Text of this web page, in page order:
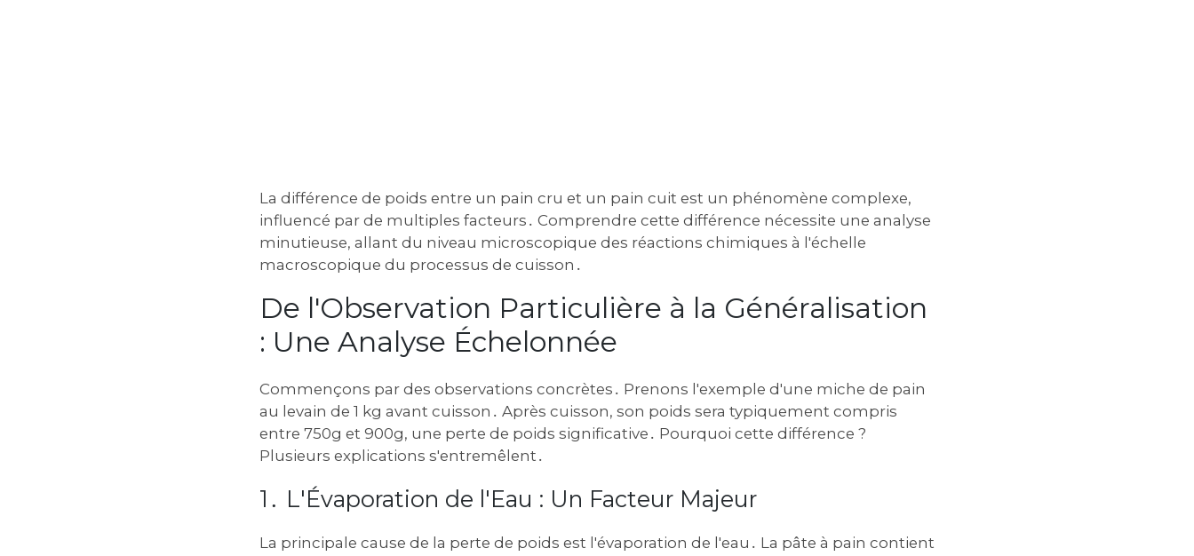
La différence de poids entre un pain cru et un pain cuit est un phénomène complexe,
influencé par de multiples facteurs․ Comprendre cette différence nécessite une analyse
minutieuse, allant du niveau microscopique des réactions chimiques à l'échelle
macroscopique du processus de cuisson․
De l'Observation Particulière à la Généralisation
: Une Analyse Échelonnée
Commençons par des observations concrètes․ Prenons l'exemple d'une miche de pain
au levain de 1 kg avant cuisson․ Après cuisson, son poids sera typiquement compris
entre 750g et 900g, une perte de poids significative․ Pourquoi cette différence ?
Plusieurs explications s'entremêlent․
1․ L'Évaporation de l'Eau : Un Facteur Majeur
La principale cause de la perte de poids est l'évaporation de l'eau․ La pâte à pain contient